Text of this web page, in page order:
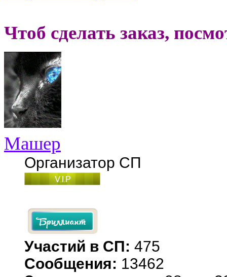
Чтоб сделать заказ,
Машер
Организатор СП
Участий в СП: 475
Сообщения: 13462